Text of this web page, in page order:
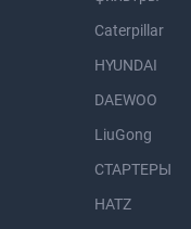
Caterpillar
HYUNDAI
DAEWOO
LiuGong
СТАРТЕРЫ
HATZ